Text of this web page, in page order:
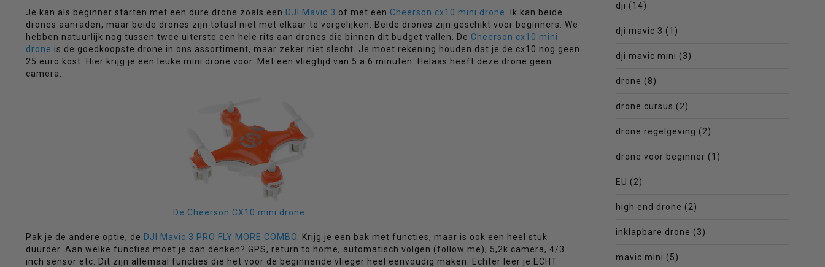
Je kan als beginner starten met een dure drone zoals een DJI Mavic 3 of met een Cheerson cx10 mini drone
. Ik kan beide
drones aanraden, maar beide drones zijn totaal niet met elkaar te vergelijken. Beide drones zijn geschikt voor beginners. We
hebben natuurlijk nog tussen twee uiterste een hele rits aan drones die binnen dit budget vallen. De Cheerson cx10 mini
drone is de goedkoopste drone in ons assortiment, maar zeker niet slecht. Je moet rekening houden dat je de cx10 nog geen
25 euro kost. Hier krijg je een leuke mini drone voor. Met een vliegtijd van 5 a 6 minuten. Helaas heeft deze drone geen
camera.
De Cheerson CX10 mini drone.
Pak je de andere optie, de DJI Mavic 3 PRO FLY MORE COMBO . Krijg je een bak met functies, maar is ook een heel stuk
duurder. Aan welke functies moet je dan denken? GPS, return to home, automatisch volgen (follow me), 5,2k camera, 4/3
inch sensor etc. Dit zijn allemaal functies die het voor de beginnende vlieger heel eenvoudig maken. Echter leer je ECHT
dji (14)
dji mavic 3 (1)
dji mavic mini (3)
drone (8)
drone cursus (2)
drone regelgeving (2)
drone voor beginner (1)
EU (2)
high end drone (2)
inklapbare drone (3)
mavic mini (5)